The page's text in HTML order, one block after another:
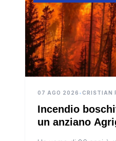
07 AGO 2026 •CRISTIAN
Incendio
un anziano